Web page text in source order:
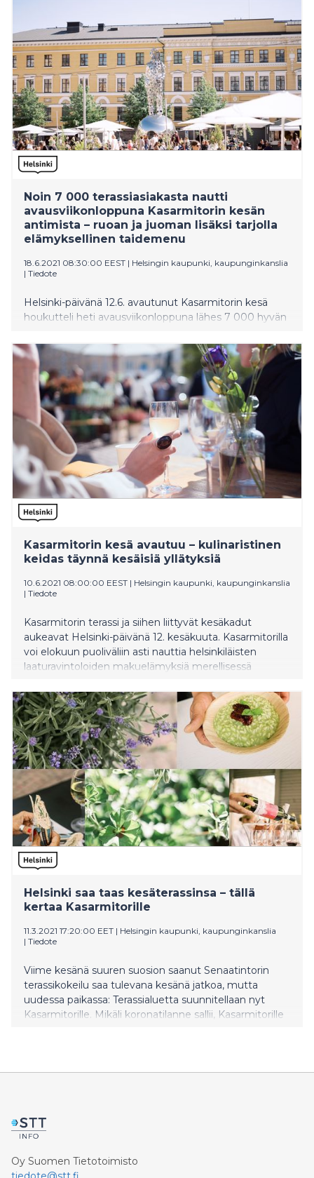
Noin 7 000 terassiasiakasta nautti
avausviikonloppuna Kasarmitorin kesän
antimista – ruoan ja juoman lisäksi tarjolla
elämyksellinen taidemenu
18.6.2021 08:30:00 EEST | Helsingin kaupunki, kaupunginkanslia
| Tiedote
Helsinki-päivänä 12.6. avautunut Kasarmitorin kesä
houkutteli heti avausviikonloppuna lähes 7 000 hyvän
makuelämysten lisäksi Kasarmitorille katetaan upea
taidemenu, jossa on mukana yli 300 taiteen ja
kulttuurin ammattilaista.
Kasarmitorin kesä avautuu – kulinaristinen
keidas täynnä kesäisiä yllätyksiä
10.6.2021 08:00:00 EEST | Helsingin kaupunki, kaupunginkanslia
| Tiedote
Kasarmitorin terassi ja siihen liittyvät kesäkadut
aukeavat Helsinki-päivänä 12. kesäkuuta. Kasarmitorilla
voi elokuun puoliväliin asti nauttia helsinkiläisten
laaturavintoloiden makuelämyksiä merellisessä
ravintolatoimijan kesäisimmät herkut. Lisäksi
kesäkaduilla ja terassilla voi törmätä yllätyksellisiin
taide- ja kulttuurielämyksiin.
Helsinki saa taas kesäterassinsa – tällä
kertaa Kasarmitorille
11.3.2021 17:20:00 EET | Helsingin kaupunki, kaupunginkanslia
| Tiedote
Viime kesänä suuren suosion saanut Senaatintorin
terassikokeilu saa tulevana kesänä jatkoa, mutta
uudessa paikassa: Terassialuetta suunnitellaan nyt
Kasarmitorille. Mikäli koronatilanne sallii, Kasarmitorille
Oy Suomen Tietotoimisto